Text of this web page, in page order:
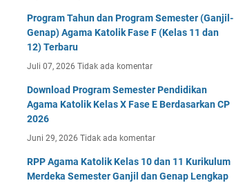
Program Tahun dan Program Semester (Ganjil-
Genap) Agama Katolik Fase F (Kelas 11 dan
12) Terbaru
Juli 07, 2026 Tidak ada komentar
Download Program Semester Pendidikan
Agama Katolik Kelas X Fase E Berdasarkan CP
2026
Juni 29, 2026 Tidak ada komentar
RPP Agama Katolik Kelas 10 dan 11 Kurikulum
Merdeka Semester Ganjil dan Genap Lengkap